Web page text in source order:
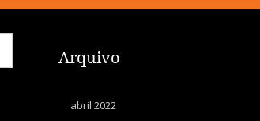
Arquivo
abril 2022